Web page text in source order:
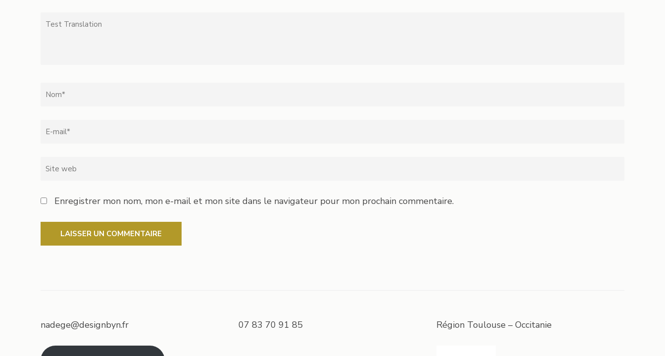
Test
Nom *
Email *
Site
Enregistrer mon nom, mon e-mail et mon site dans le navigateur pour mon prochain commentaire.
nadege@designbyn.fr 07 83 70 91 85 Région Toulouse – Occitanie